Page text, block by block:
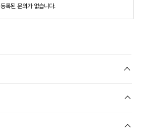
등록된 문의가 없습니다.